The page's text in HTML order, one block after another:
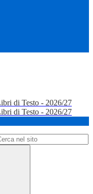
di Testo - 2026/27
di Testo - 2026/27